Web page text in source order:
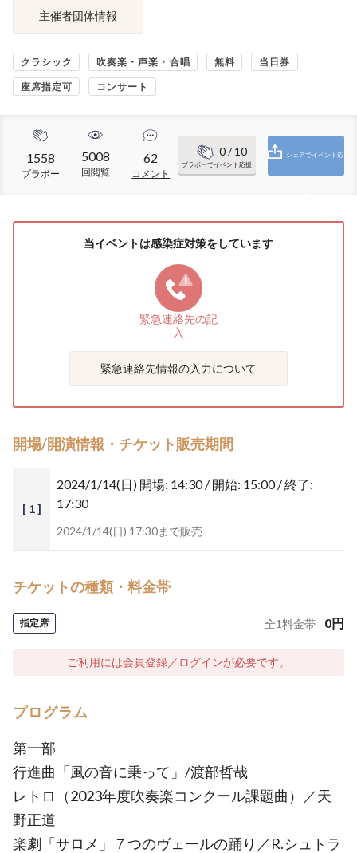
主催者団体情報
クラシック 吹奏楽・声楽・合唱 無料 当日券
座席指定可 コンサート
1558
ブラボー
5008
回閲覧
62
コメント
0/ 10
ブラボーでイベント応援
シェアでイベント応
当イベントは感染症対策をしています
緊急連絡先の記
入
緊急連絡先情報の入力について
開場/開演情報・チケット販売期間
[ 1 ]
2024/1/14(日) 開場: 14:30 / 開始: 15:00 / 終了:
17:30
2024/1/14(日) 17:30まで販売
チケットの種類・料金帯
指定席 全1料金帯 0円
ご利用には会員登録／ログインが必要です。
プログラム
第一部
行進曲「風の音に乗って」/渡部哲哉
レトロ（2023年度吹奏楽コンクール課題曲）／天
野正道
楽劇「サロメ」７つのヴェールの踊り／R.シュトラ